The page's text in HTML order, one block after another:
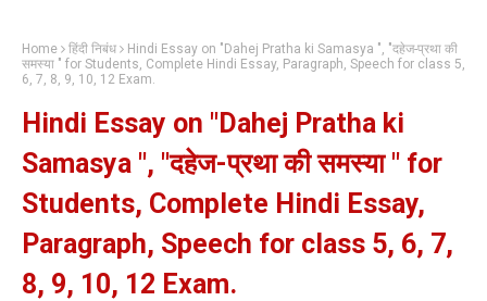
Home हिंदी निबंध
Hindi Essay on "Dahej Pratha ki Samasya ", "दहेज-प्रथा की
समस्या " for Students, Complete Hindi Essay, Paragraph, Speech for class 5,
6, 7, 8, 9, 10, 12 Exam.
Hindi Essay on "Dahej Pratha ki
Samasya ", "दहेज-प्रथा की समस्या " for
Students, Complete Hindi Essay,
Paragraph, Speech for class 5, 6, 7,
8, 9, 10, 12 Exam.